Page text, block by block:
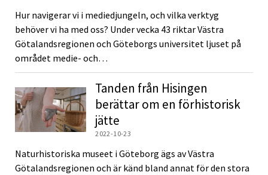
Hur navigerar vi i mediedjungeln, och vilka verktyg
behöver vi ha med oss? Under vecka 43 riktar Västra
Götalandsregionen och Göteborgs universitet ljuset på
området medie- och…
Tanden från Hisingen
berättar om en förhistorisk
jätte
2022-10-23
Naturhistoriska museet i Göteborg ägs av Västra
Götalandsregionen och är känd bland annat för den stora